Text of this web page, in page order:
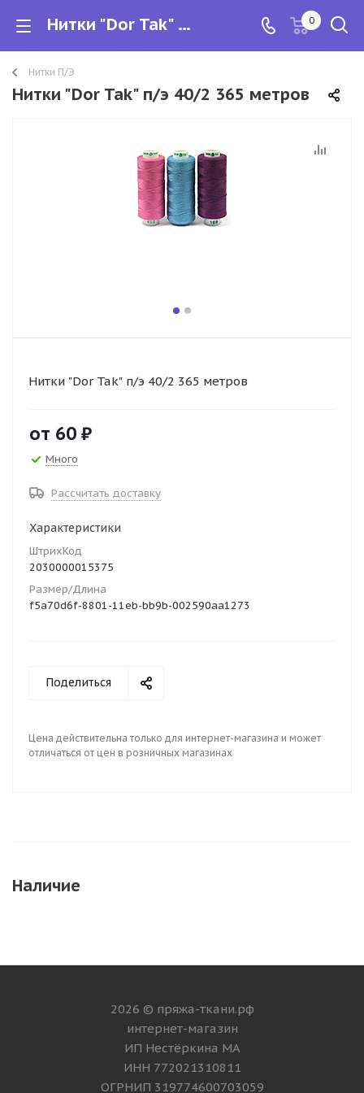
Нитки "Dor Tak" п/э 40/2 365 метров 0
Нитки П/Э
Нитки "Dor Tak" п/э 40/2 365 метров
Нитки "Dor Tak" п/э 40/2 365 метров
от 60 ₽
Много
Рассчитать доставку
Характеристики
ШтрихКод
2030000015375
Размер/Длина
f5a70d6f-8801-11eb-bb9b-002590aa1273
Поделиться
Цена действительна только для интернет-магазина и может
отличаться от цен в розничных магазинах
Наличие
2026 © пряжа-ткани.рф
интернет-магазин
ИП Нестёркина МА
ИНН 772021310811
ОГРНИП 319774600703059